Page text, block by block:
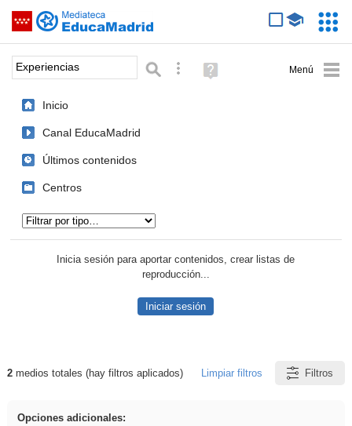
Saltar navegación
Palabra o frase: Búsqueda avanzada
Ayuda
(en
Inicio
Canal EducaMadrid
Últimos contenidos
Centros
Inicia sesión para aportar contenidos, crear listas de
reproducción...
Iniciar sesión
Resultados de: Experiencias
2medios totales (hay filtros aplicados) Limpiar filtros Filtros
Opciones adicionales: